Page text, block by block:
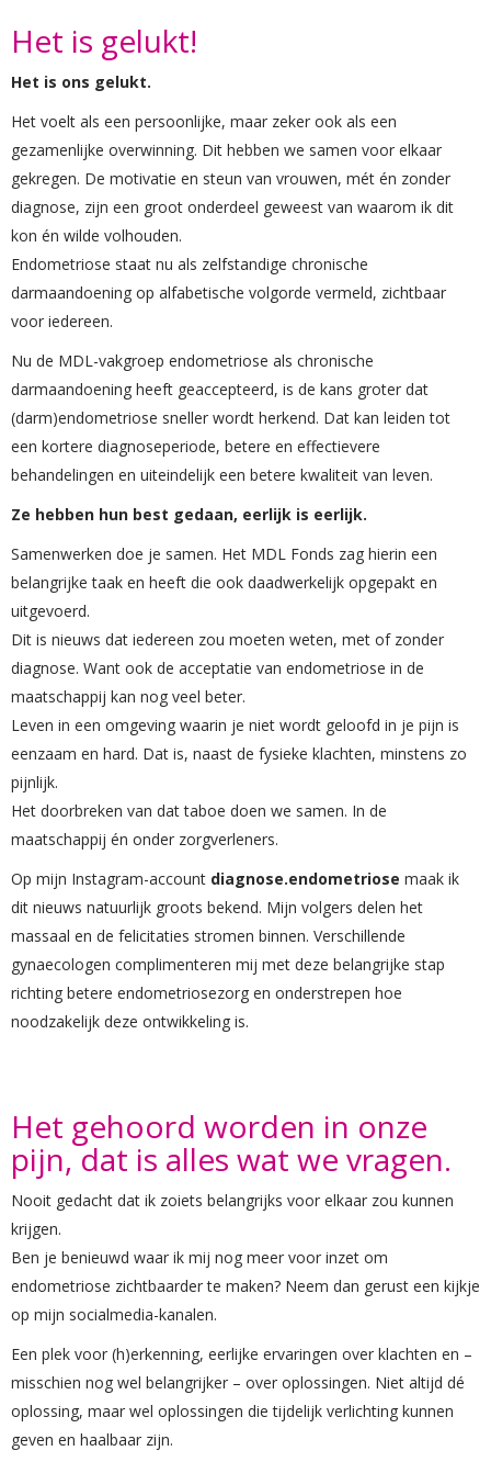
Het is gelukt!
Het is ons gelukt.
Het voelt als een persoonlijke, maar zeker ook als een
gezamenlijke overwinning. Dit hebben we samen voor elkaar
gekregen. De motivatie en steun van vrouwen, mét én zonder
diagnose, zijn een groot onderdeel geweest van waarom ik dit
kon én wilde volhouden.
Endometriose staat nu als zelfstandige chronische
darmaandoening op alfabetische volgorde vermeld, zichtbaar
voor iedereen.
Nu de MDL-vakgroep endometriose als chronische
darmaandoening heeft geaccepteerd, is de kans groter dat
(darm)endometriose sneller wordt herkend. Dat kan leiden tot
een kortere diagnoseperiode, betere en effectievere
behandelingen en uiteindelijk een betere kwaliteit van leven.
Ze hebben hun best gedaan, eerlijk is eerlijk.
Samenwerken doe je samen. Het MDL Fonds zag hierin een
belangrijke taak en heeft die ook daadwerkelijk opgepakt en
uitgevoerd.
Dit is nieuws dat iedereen zou moeten weten, met of zonder
diagnose. Want ook de acceptatie van endometriose in de
maatschappij kan nog veel beter.
Leven in een omgeving waarin je niet wordt geloofd in je pijn is
eenzaam en hard. Dat is, naast de fysieke klachten, minstens zo
pijnlijk.
Het doorbreken van dat taboe doen we samen. In de
maatschappij én onder zorgverleners.
Op mijn Instagram-account diagnose.endometriose maak ik
dit nieuws natuurlijk groots bekend. Mijn volgers delen het
massaal en de felicitaties stromen binnen. Verschillende
gynaecologen complimenteren mij met deze belangrijke stap
richting betere endometriosezorg en onderstrepen hoe
noodzakelijk deze ontwikkeling is.
Het gehoord worden in onze
pijn, dat is alles wat we vragen.
Nooit gedacht dat ik zoiets belangrijks voor elkaar zou kunnen
krijgen.
Ben je benieuwd waar ik mij nog meer voor inzet om
endometriose zichtbaarder te maken? Neem dan gerust een kijkje
op mijn socialmedia-kanalen.
Een plek voor (h)erkenning, eerlijke ervaringen over klachten en –
misschien nog wel belangrijker – over oplossingen. Niet altijd dé
oplossing, maar wel oplossingen die tijdelijk verlichting kunnen
geven en haalbaar zijn.